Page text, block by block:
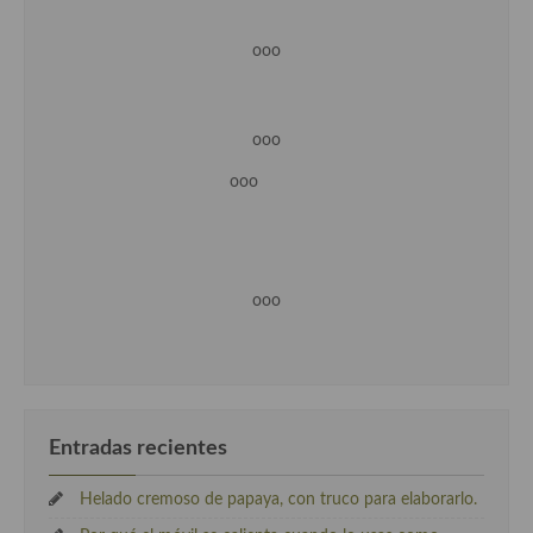
ooo
ooo
ooo
ooo
Entradas recientes
Helado cremoso de papaya, con truco para elaborarlo.